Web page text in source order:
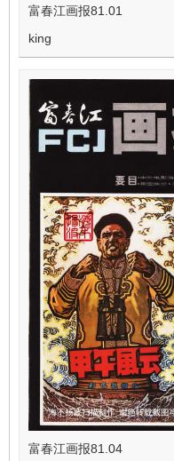
富春江画报81.01
king
富春江画报81.04